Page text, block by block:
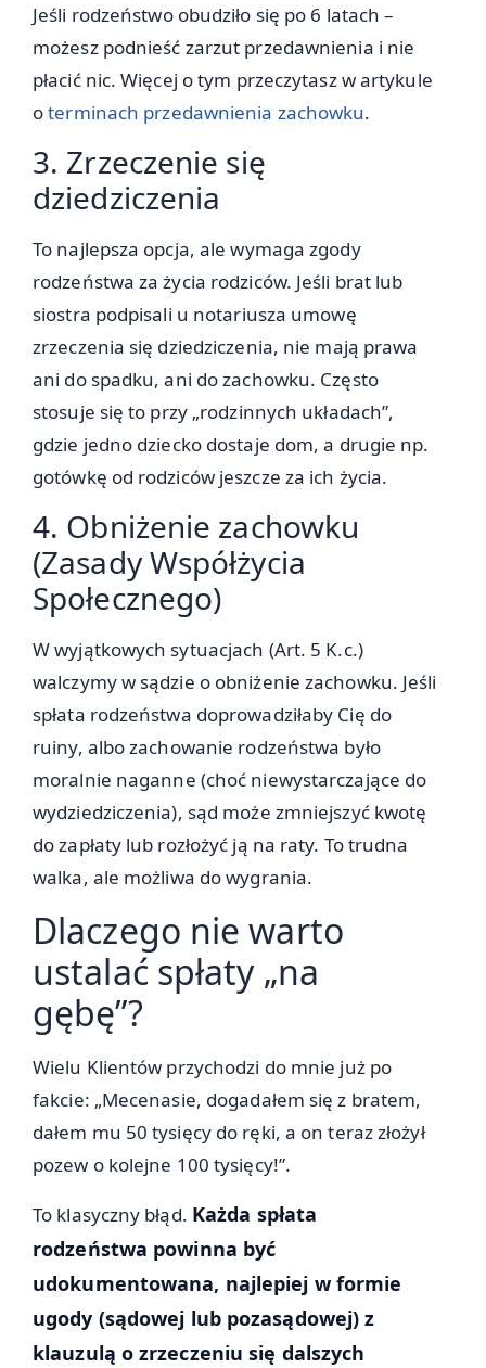
Jeśli rodzeństwo obudziło się po 6 latach –
możesz podnieść zarzut przedawnienia i nie
płacić nic. Więcej o tym przeczytasz w artykule
oterminach przedawnienia zachowku.
3. Zrzeczenie się
dziedziczenia
To najlepsza opcja, ale wymaga zgody
rodzeństwa za życia rodziców. Jeśli brat lub
siostra podpisali u notariusza umowę
zrzeczenia się dziedziczenia, nie mają prawa
ani do spadku, ani do zachowku. Często
stosuje się to przy „rodzinnych układach”,
gdzie jedno dziecko dostaje dom, a drugie np.
gotówkę od rodziców jeszcze za ich życia.
4. Obniżenie zachowku
(Zasady Współżycia
Społecznego)
W wyjątkowych sytuacjach (Art. 5 K.c.)
walczymy w sądzie o obniżenie zachowku. Jeśli
spłata rodzeństwa doprowadziłaby Cię do
ruiny, albo zachowanie rodzeństwa było
moralnie naganne (choć niewystarczające do
wydziedziczenia), sąd może zmniejszyć kwotę
do zapłaty lub rozłożyć ją na raty. To trudna
walka, ale możliwa do wygrania.
Dlaczego nie warto
ustalać spłaty „na
gębę”?
Wielu Klientów przychodzi do mnie już po
fakcie: „Mecenasie, dogadałem się z bratem,
dałem mu 50 tysięcy do ręki, a on teraz złożył
pozew o kolejne 100 tysięcy!”.
To klasyczny błąd. Każda spłata
rodzeństwa powinna być
udokumentowana, najlepiej w formie
ugody (sądowej lub pozasądowej) z
klauzulą o zrzeczeniu się dalszych